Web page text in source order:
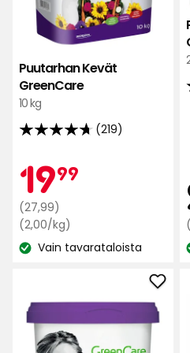
Puutarhan Kevät
GreenCare
10 kg
(219)
4.7
5:stä,
219
arvostelun
perusteella
1999
Normaali
hinta
27,99
€
(27,99)
(2,00/kg)
2,00
KatsoVain tavarataloista
Lisää
Kevät